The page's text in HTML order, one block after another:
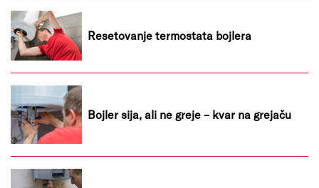
Resetovanje termostata bojlera
Bojler sija, ali ne greje – kvar na grejaču